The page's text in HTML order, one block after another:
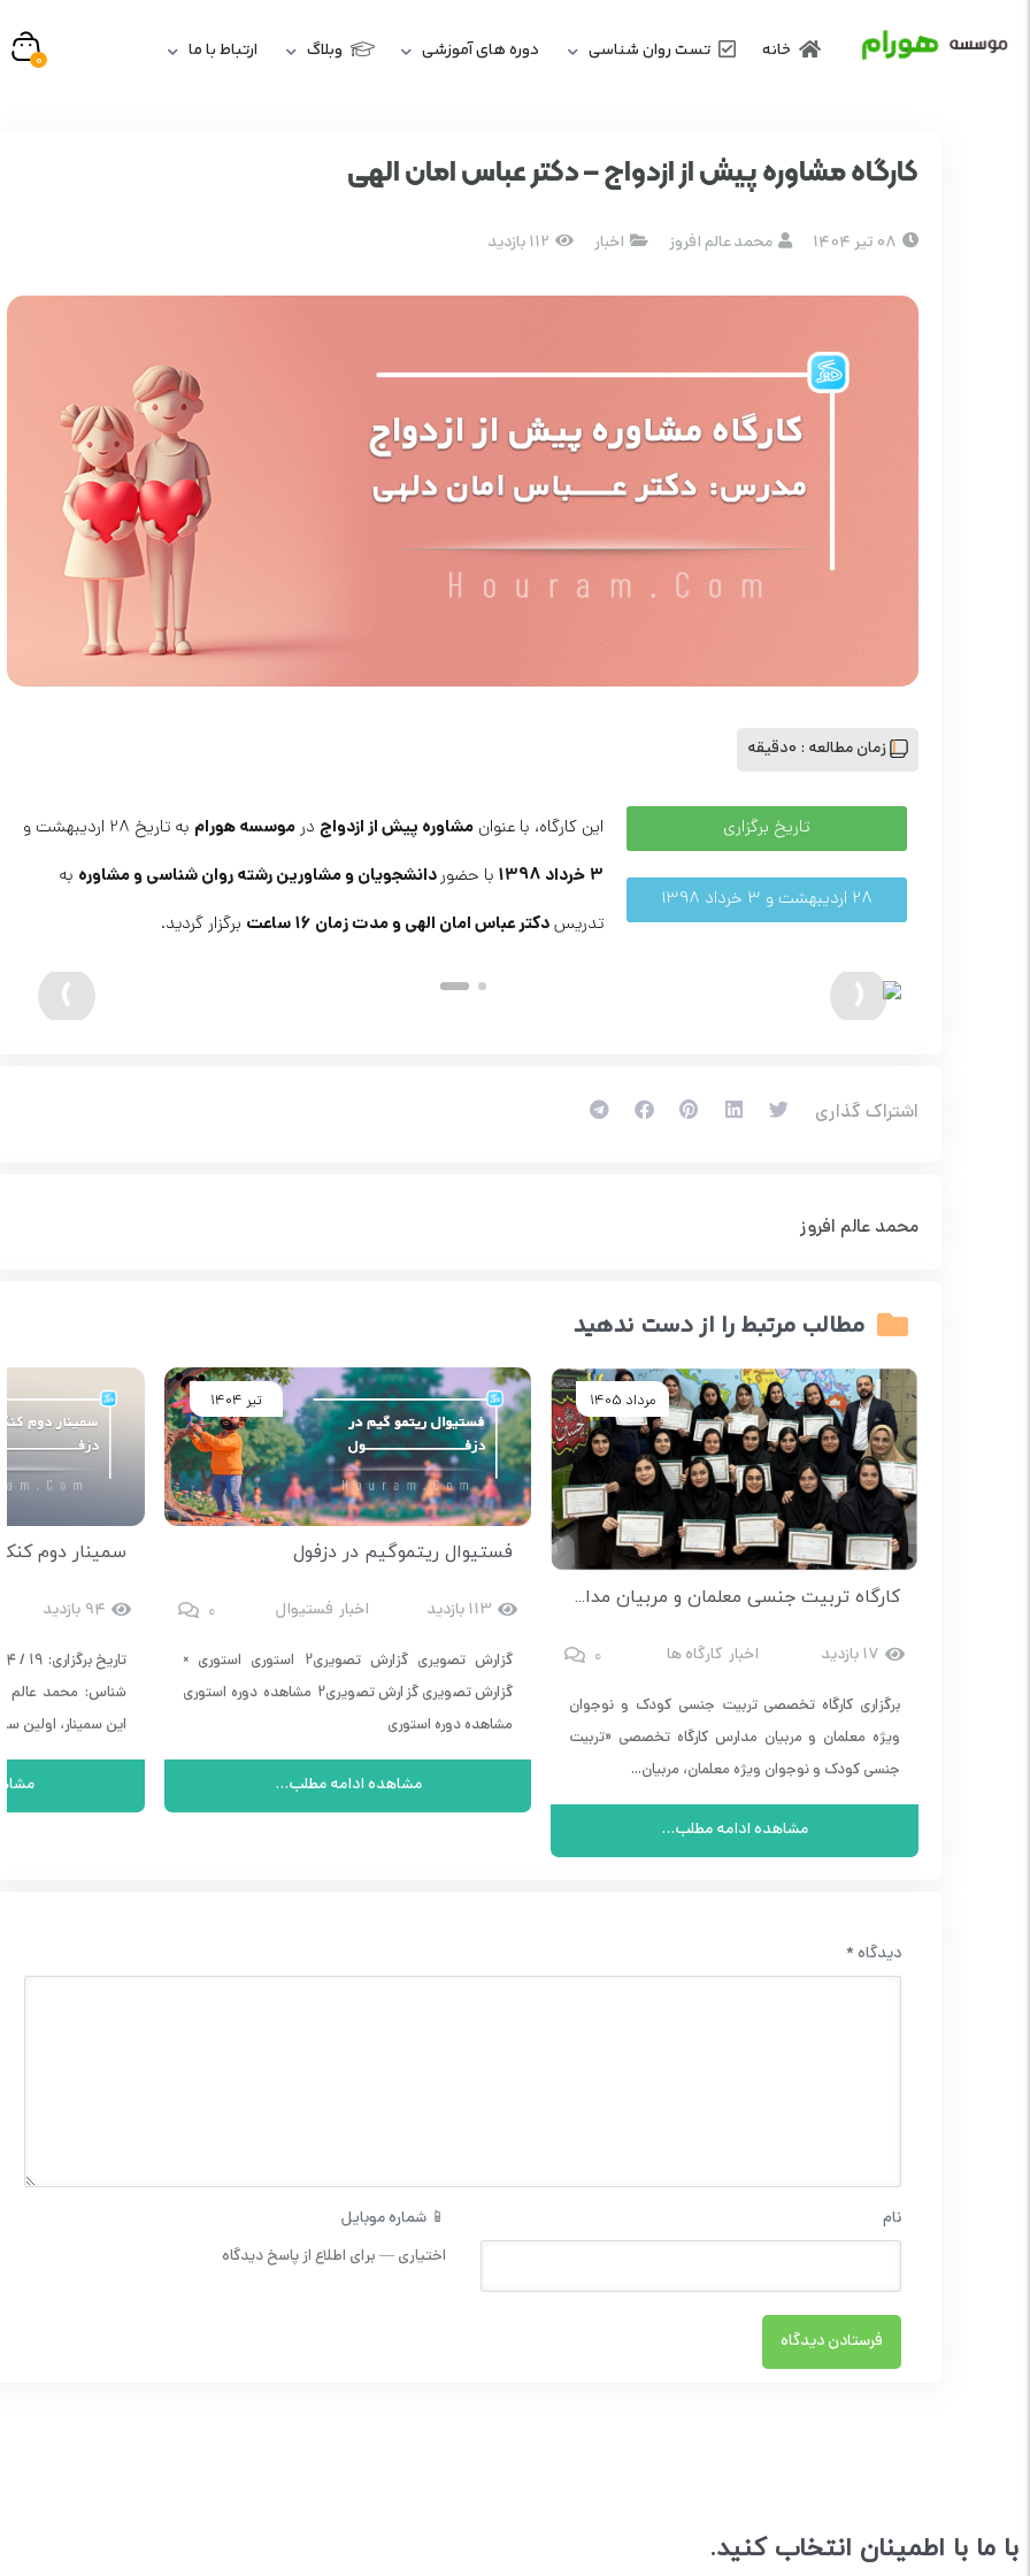
خانه تست روان شناسی دوره های آموزشی وبلاگ ارتباط با ما 0
کارگاه مشاوره پیش از ازدواج – دکتر عباس امان الهی
08 تیر 1404 محمد عالم افروز اخبار 112 بازدید
زمان مطالعه : 0دقیقه
تاریخ برگزاری
28 اردیبهشت و 3 خرداد 1398
این کارگاه، با عنوانمشاوره پیش از ازدواج درموسسه هورام به تاریخ 28 اردیبهشت و
3 خرداد 1398 با حضوردانشجویان و مشاورین رشته روان شناسی و مشاوره به
تدریسدکتر عباس امان الهی و مدت زمان 16 ساعت برگزار گردید.
اشتراک گذاری
محمد عالم افروز
مطالب مرتبط را از دست ندهید
مرداد 1405
کارگاه تربیت جنسی معلمان و مربیان مدارس در دزفول | مدرسه اوج
17 بازدید اخبار کارگاه ها 0
برگزاری کارگاه تخصصی تربیت جنسی کودک و نوجوان
ویژه معلمان و مربیان مدارس کارگاه تخصصی «تربیت
جنسی کودک و نوجوان ویژه معلمان، مربیان...
مشاهده ادامه مطلب...
تیر 1404
فستیوال ریتموگیم در دزفول
113 بازدید اخبار فستیوال 0
گزارش تصویری گزارش تصویری2 استوری استوری ×
گزارش تصویری گزارش تصویری2 مشاهده دوره استوری
مشاهده دوره استوری
مشاهده ادامه مطلب...
94 بازدید
شناس: محمد عالم
این سمینار، اولین
دیدگاه*
نام 📱 شماره موبایل
با ما با اطمینان انتخاب کنید.